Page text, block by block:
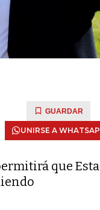
GUARDAR
UNIRSE A
que